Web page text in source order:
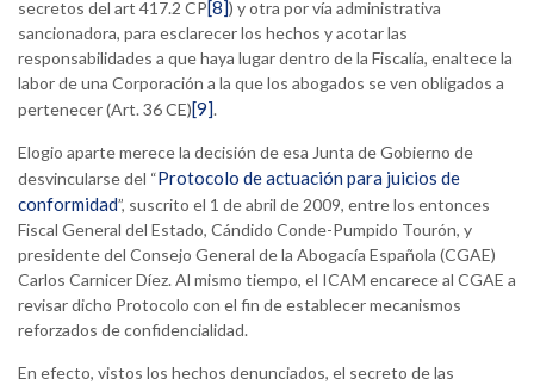
secretos del art 417.2 CP[8]) y otra por vía administrativa
sancionadora, para esclarecer los hechos y acotar las
responsabilidades a que haya lugar dentro de la Fiscalía, enaltece la
labor de una Corporación a la que los abogados se ven obligados a
pertenecer (Art. 36 CE)[9].
Elogio aparte merece la decisión de esa Junta de Gobierno de
desvincularse del “Protocolo de actuación para juicios de
conformidad”, suscrito el 1 de abril de 2009, entre los entonces
Fiscal General del Estado, Cándido Conde-Pumpido Tourón, y
presidente del Consejo General de la Abogacía Española (CGAE)
Carlos Carnicer Díez. Al mismo tiempo, el ICAM encarece al CGAE a
revisar dicho Protocolo con el fin de establecer mecanismos
reforzados de confidencialidad.
En efecto, vistos los hechos denunciados, el secreto de las